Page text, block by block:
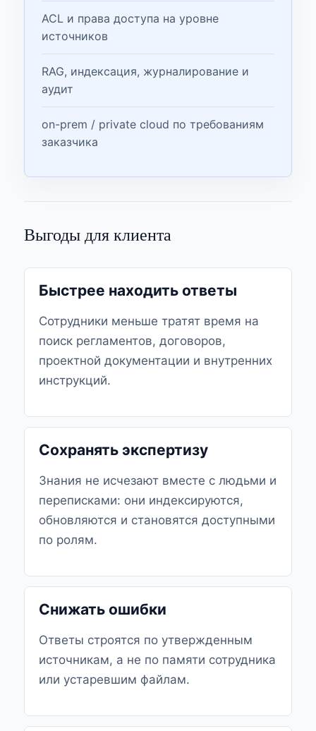
ACL и права доступа на уровне
источников
RAG, индексация, журналирование и
аудит
on-prem / private cloud по требованиям
заказчика
Выгоды для клиента
Быстрее находить ответы
Сотрудники меньше тратят время на
поиск регламентов, договоров,
проектной документации и внутренних
инструкций.
Сохранять экспертизу
Знания не исчезают вместе с людьми и
переписками: они индексируются,
обновляются и становятся доступными
по ролям.
Снижать ошибки
Ответы строятся по утвержденным
источникам, а не по памяти сотрудника
или устаревшим файлам.